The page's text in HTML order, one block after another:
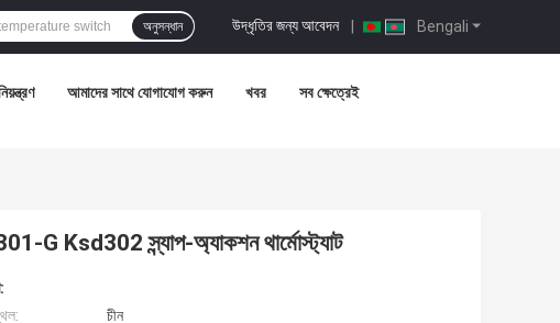
Bengali
উদ্ধৃতির জন্য আবেদন |
অনুসন্ধান
আমাদের সাথে যোগাযোগ করুন খবর সব ক্ষেত্রেই
G Ksd302 স্ন্যাপ-অ্যাকশন থার্মোস্ট্যাট
চীন